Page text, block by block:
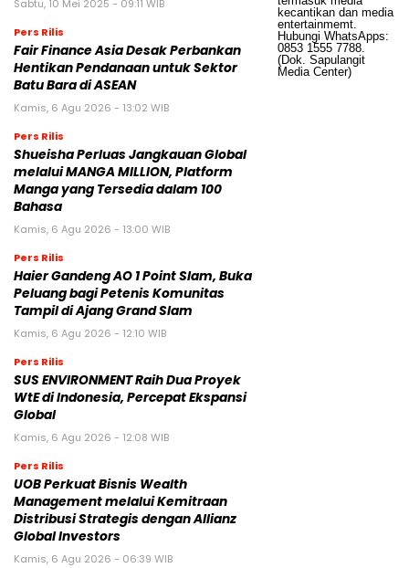
Sabtu, 10 Mei 2025 - 09:11 WIB
Pers Rilis
Fair Finance Asia Desak Perbankan
Hentikan Pendanaan untuk Sektor
Batu Bara di ASEAN
Kamis, 6 Agu 2026 - 13:02 WIB
Pers Rilis
Shueisha Perluas Jangkauan Global
melalui MANGA MILLION, Platform
Manga yang Tersedia dalam 100
Bahasa
Kamis, 6 Agu 2026 - 13:00 WIB
Pers Rilis
Haier Gandeng AO 1 Point Slam, Buka
Peluang bagi Petenis Komunitas
Tampil di Ajang Grand Slam
Kamis, 6 Agu 2026 - 12:10 WIB
Pers Rilis
SUS ENVIRONMENT Raih Dua Proyek
WtE di Indonesia, Percepat Ekspansi
Global
Kamis, 6 Agu 2026 - 12:08 WIB
Pers Rilis
UOB Perkuat Bisnis Wealth
Management melalui Kemitraan
Distribusi Strategis dengan Allianz
Global Investors
Kamis, 6 Agu 2026 - 06:39 WIB